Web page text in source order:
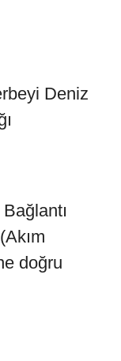
Deniz
doğru